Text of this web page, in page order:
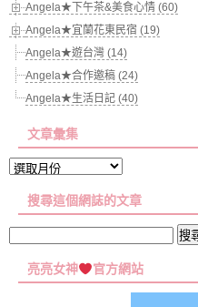
Angela★下午茶&美食心情 (60)
Angela★宜蘭花東民宿 (19)
Angela★遊台灣 (14)
Angela★合作邀稿 (24)
Angela★生活日記 (40)
文章彙集
文
彙
搜尋這個網誌的文章
關
亮亮女神 官方網站